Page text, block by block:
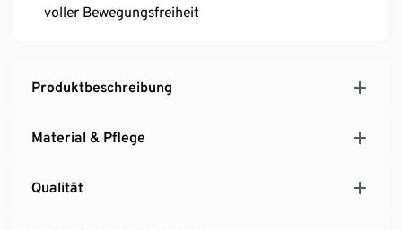
voller Bewegungsfreiheit
Produktbeschreibung
Material & Pflege
Qualität